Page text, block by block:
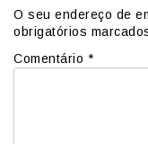
O seu endereço de
obrigatórios
Comentário *